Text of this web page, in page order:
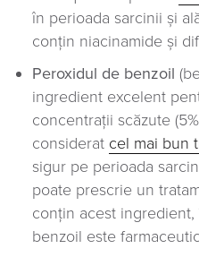
în perioada sarcinii și
conțin niacinamide și
Peroxidul de benzoil
ingredient excelent
concentrații scăzute
considerat cel mai bun
sigur pe perioada
poate prescrie un
conțin acest
benzoil este